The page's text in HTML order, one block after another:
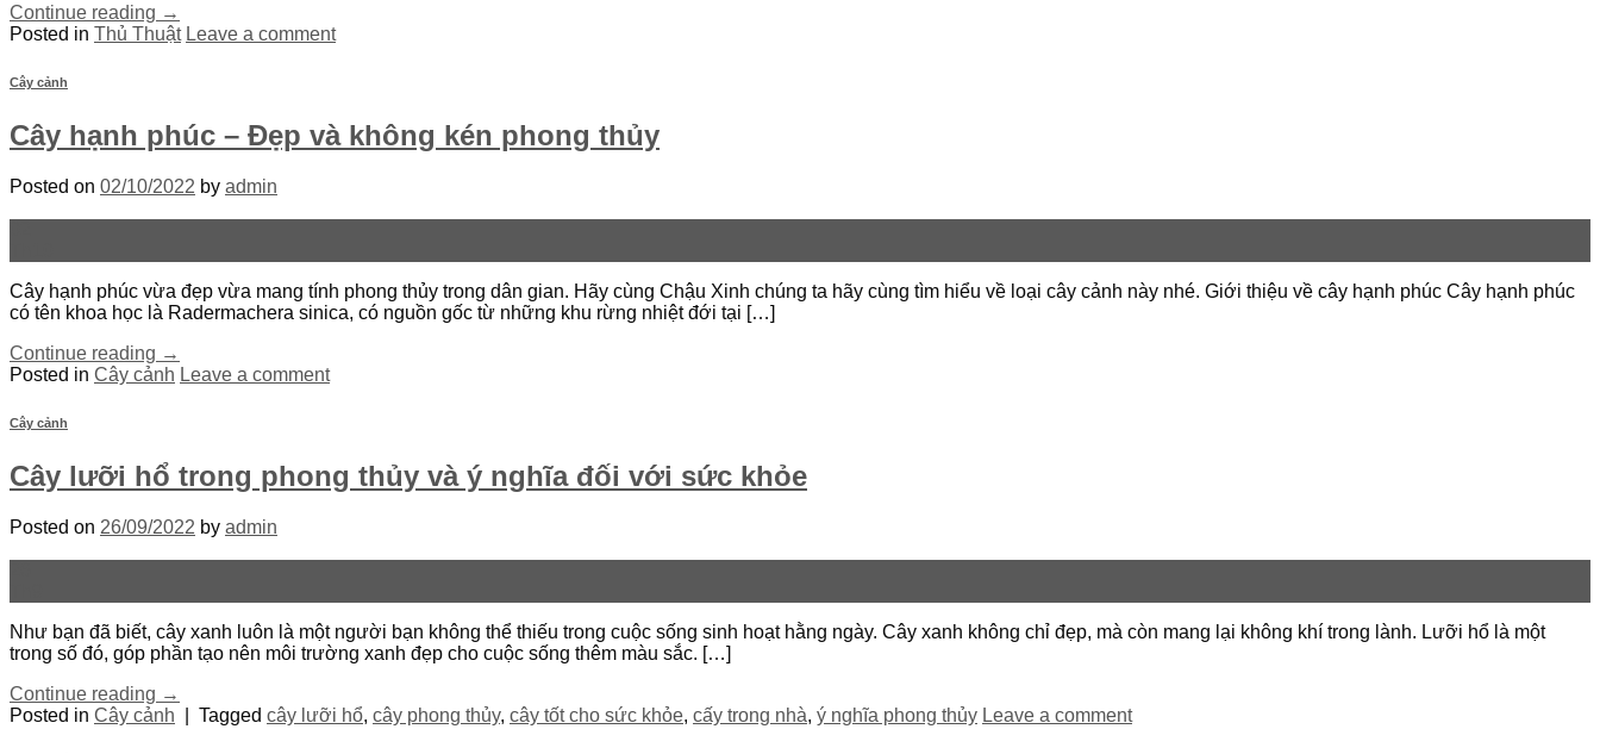
Continue reading →
Posted in Thủ Thuật Leave a comment
Cây cảnh
Cây hạnh phúc – Đẹp và không kén phong thủy
Posted on 02/10/2022 by admin
Cây hạnh phúc vừa đẹp vừa mang tính phong thủy trong dân gian. Hãy cùng Chậu Xinh chúng ta hãy cùng tìm hiểu về loại cây cảnh này nhé. Giới thiệu về cây hạnh phúc Cây hạnh phúc
có tên khoa học là Radermachera sinica, có nguồn gốc từ những khu rừng nhiệt đới tại […]
Continue reading →
Posted in Cây cảnh Leave a comment
Cây cảnh
Cây lưỡi hổ trong phong thủy và ý nghĩa đối với sức khỏe
Posted on 26/09/2022 by admin
Như bạn đã biết, cây xanh luôn là một người bạn không thể thiếu trong cuộc sống sinh hoạt hằng ngày. Cây xanh không chỉ đẹp, mà còn mang lại không khí trong lành. Lưỡi hổ là một
trong số đó, góp phần tạo nên môi trường xanh đẹp cho cuộc sống thêm màu sắc. […]
Continue reading →
Posted in Cây cảnh Tagged cây lưỡi hổ, cây phong thủy, cây tốt cho sức khỏe, cấy trong nhà, ý nghĩa phong thủy Leave a comment